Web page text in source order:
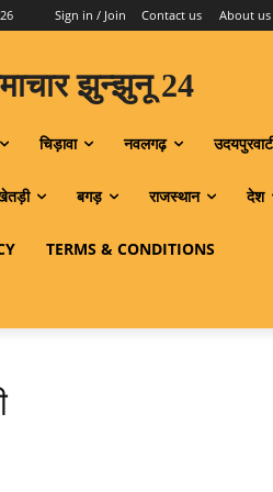
Sign in / Join Contact us About us
झुन्झुनू 24
चिड़ावा नवलगढ़
बगड़ राजस्थान देश
TERMS & CONDITIONS